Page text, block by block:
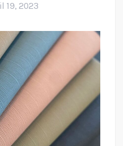
19, 2023